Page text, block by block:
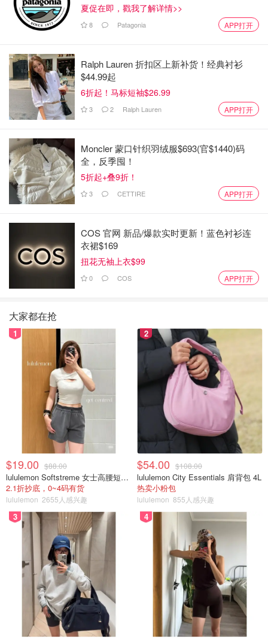
夏促在即，戳我了解详情>>
8 Patagonia APP打开
Ralph Lauren 折扣区上新补货！经典衬衫
$44.99起
6折起！马标短袖$26.99
3 2 Ralph Lauren APP打开
Moncler 蒙口针织羽绒服$693(官$1440)码
全，反季囤！
5折起+叠9折！
3 CETTIRE APP打开
COS 官网 新品/爆款实时更新！蓝色衬衫连
衣裙$169
扭花无袖上衣$99
0 COS APP打开
大家都在抢
1
$19.00 $88.00
lululemon Softstreme 女士高腰短裤 10cm
2.1折抄底，0~4码有货
lululemon 2655人感兴趣
2
$54.00 $108.00
lululemon City Essentials 肩背包 4L
热卖小粉包
lululemon 855人感兴趣
3 4